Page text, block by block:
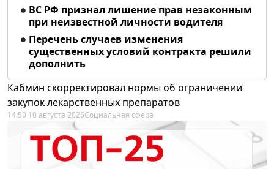
ВС РФ признал лишение прав незаконным
при неизвестной личности водителя
Перечень случаев изменения
существенных условий контракта решили
дополнить
Кабмин скорректировал нормы об ограничении
закупок лекарственных препаратов
14:50 10 августа 2026Социальная сфера